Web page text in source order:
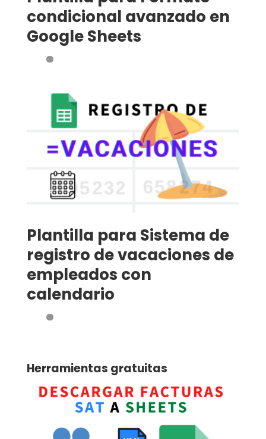
condicional avanzado en
Google Sheets
Plantilla para Sistema de
registro de vacaciones de
empleados con
calendario
Herramientas gratuitas